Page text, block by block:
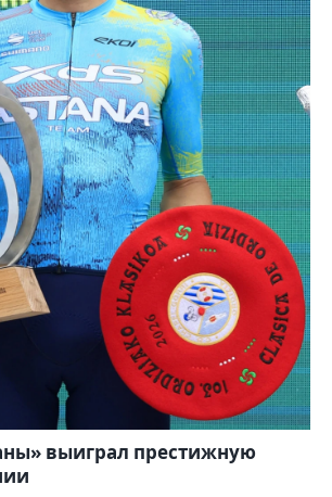
выиграл престижную